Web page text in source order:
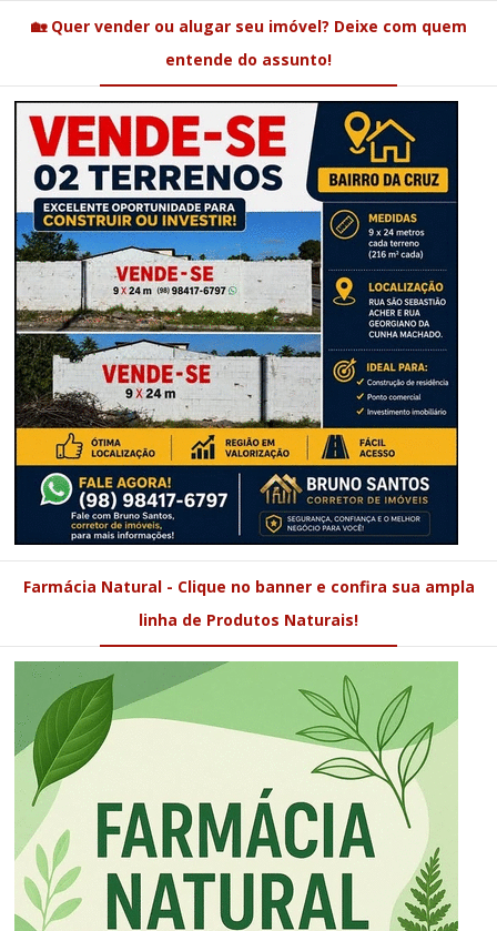
🏡 Quer vender ou alugar seu imóvel? Deixe com quem
entende do assunto!
Farmácia Natural - Clique no banner e confira sua ampla
linha de Produtos Naturais!